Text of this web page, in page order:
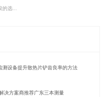
选...
测设备提升散热片铲齿良率的方法
决方案商推荐广东三本测量